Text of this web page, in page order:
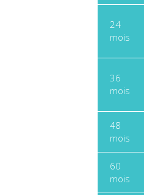
24
mois
36
mois
48
mois
60
mois